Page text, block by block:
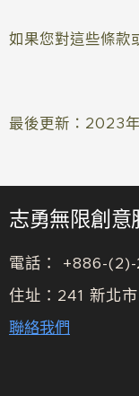
如果您對這些條款
最後更新：2023
志勇無限創意
電話： +886-
住址：241 新北
聯絡我們